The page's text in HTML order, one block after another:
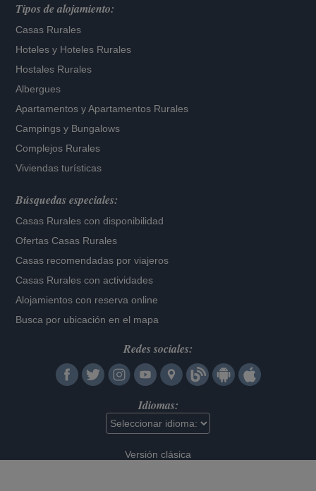
Tipos de alojamiento:
Casas Rurales
Hoteles y Hoteles Rurales
Hostales Rurales
Albergues
Apartamentos yApartamentos Rurales
Campings y Bungalows
Complejos Rurales
Viviendas turísticas
Búsquedas especiales:
Casas Rurales con disponibilidad
Ofertas Casas Rurales
Casas recomendadas por viajeros
Casas Rurales con actividades
Alojamientos con reserva online
Busca por ubicación en el mapa
Redes sociales:
Idiomas:
Versión clásica